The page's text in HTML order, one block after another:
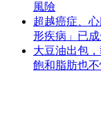
風險
超越癌症、
形疾病」已
大豆油出包
飽和脂肪也不